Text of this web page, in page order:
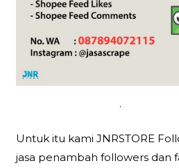
.
Untuk itu kami JNRSTORE
jasa penambah followers dan